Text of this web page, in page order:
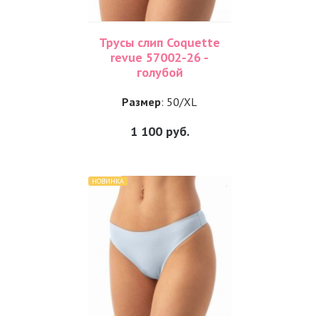
Трусы слип Coquette
revue 57002-26 -
голубой
Размер: 50/XL
1 100руб.
НОВИНКА